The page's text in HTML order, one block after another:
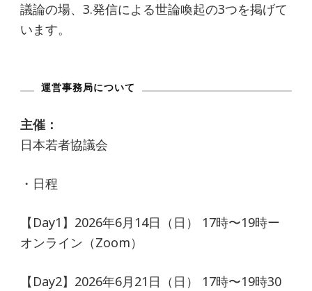
議論の場、3.発信による世論喚起の3つを掲げて
います。
運営事務局について
主催：
日本若者協議会
・日程
【Day1】2026年6月14日（日） 17時〜19時ー
オンライン（Zoom）
【Day2】2026年6月21日（日） 17時〜19時30